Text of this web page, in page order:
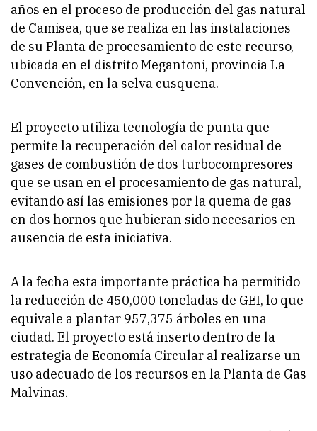
años en el proceso de producción del gas natural
de Camisea, que se realiza en las instalaciones
de su Planta de procesamiento de este recurso,
ubicada en el distrito Megantoni, provincia La
Convención, en la selva cusqueña.
El proyecto utiliza tecnología de punta que
permite la recuperación del calor residual de
gases de combustión de dos turbocompresores
que se usan en el procesamiento de gas natural,
evitando así las emisiones por la quema de gas
en dos hornos que hubieran sido necesarios en
ausencia de esta iniciativa.
A la fecha esta importante práctica ha permitido
la reducción de 450,000 toneladas de GEI, lo que
equivale a plantar 957,375 árboles en una
ciudad. El proyecto está inserto dentro de la
estrategia de Economía Circular al realizarse un
uso adecuado de los recursos en la Planta de Gas
Malvinas.